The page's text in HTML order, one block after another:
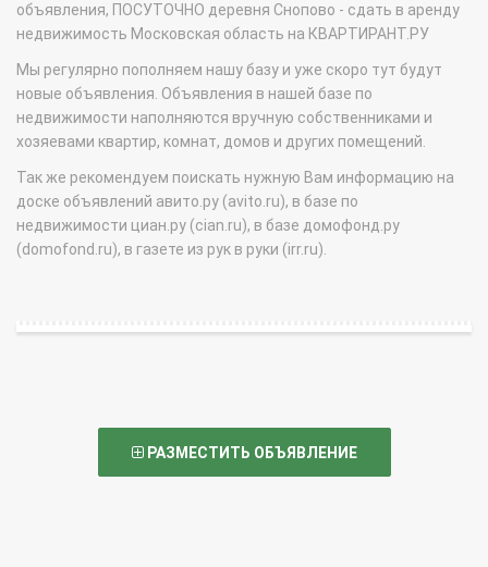
объявления, ПОСУТОЧНО деревня Снопово - сдать в аренду
недвижимость Московская область на КВАРТИРАНТ.РУ
Мы регулярно пополняем нашу базу и уже скоро тут будут
новые объявления. Объявления в нашей базе по
недвижимости наполняются вручную собственниками и
хозяевами квартир, комнат, домов и других помещений.
Так же рекомендуем поискать нужную Вам информацию на
доске объявлений авито.ру (avito.ru), в базе по
недвижимости циан.ру (cian.ru), в базе домофонд.ру
(domofond.ru), в газете из рук в руки (irr.ru).
РАЗМЕСТИТЬ ОБЪЯВЛЕНИЕ